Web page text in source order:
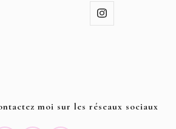
moi sur les réseaux sociaux